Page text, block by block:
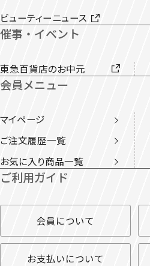
ビューティーニュース
催事・イベント
東急百貨店のお中元
会員メニュー
マイページ
ご注文履歴一覧
お気に入り商品一覧
ご利用ガイド
会員について
お支払いについて